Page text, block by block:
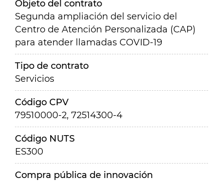
Objeto del contrato
Segunda ampliación del servicio del
Centro de Atención Personalizada (CAP)
para atender llamadas COVID-19
Tipo de contrato
Servicios
Código CPV
79510000-2, 72514300-4
Código NUTS
ES300
Compra pública de innovación